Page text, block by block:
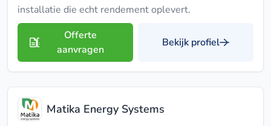
installatie die echt rendement oplevert.
Offerte
aanvragen
Bekijk profiel
Matika Energy Systems